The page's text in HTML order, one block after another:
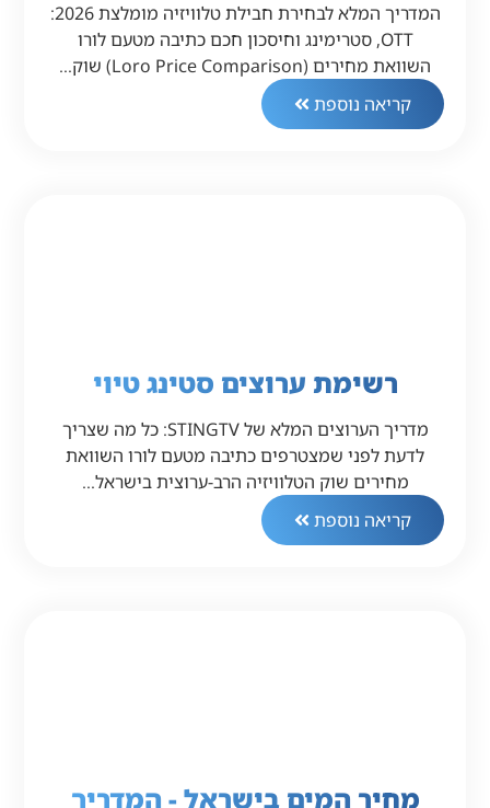
המדריך המלא לבחירת חבילת טלוויזיה מומלצת 2026:
OTT, סטרימינג וחיסכון חכם כתיבה מטעם לורו
השוואת מחירים (Loro Price Comparison) שוק…
קריאה נוספת
רשימת ערוצים סטינג טיוי
מדריך הערוצים המלא של STINGTV: כל מה שצריך
לדעת לפני שמצטרפים כתיבה מטעם לורו השוואת
מחירים שוק הטלוויזיה הרב-ערוצית בישראל…
קריאה נוספת
מחיר המים בישראל - המדריך